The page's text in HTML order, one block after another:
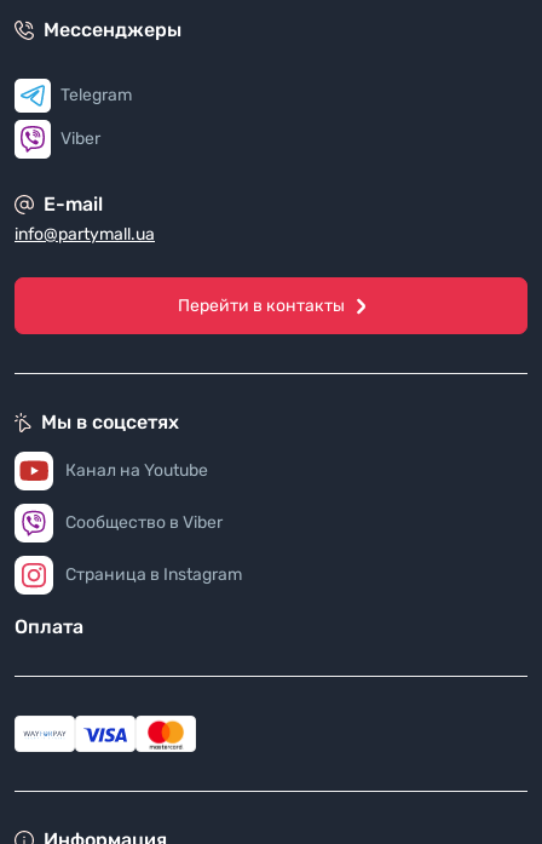
Мессенджеры
Telegram
Viber
E-mail
info@partymall.ua
Перейти в контакты
Мы в соцсетях
Канал на Youtube
Сообщество в Viber
Страница в Instagram
Оплата